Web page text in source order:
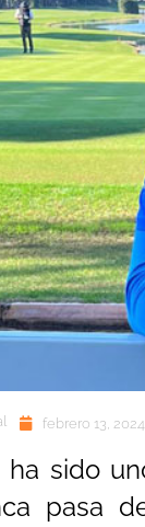
febrero 13, 2024
ha sido
pasa